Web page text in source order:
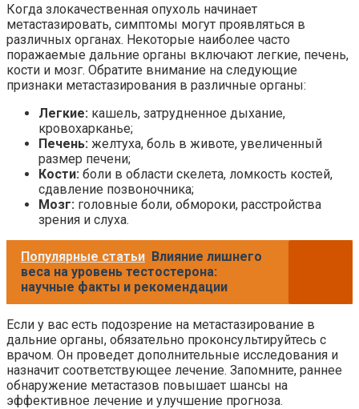
Когда злокачественная опухоль начинает
метастазировать, симптомы могут проявляться в
различных органах. Некоторые наиболее часто
поражаемые дальние органы включают легкие, печень,
кости и мозг. Обратите внимание на следующие
признаки метастазирования в различные органы:
Легкие: кашель, затрудненное дыхание,
кровохарканье;
Печень: желтуха, боль в животе, увеличенный
размер печени;
Кости: боли в области скелета, ломкость костей,
сдавление позвоночника;
Мозг: головные боли, обмороки, расстройства
зрения и слуха.
Популярные статьи Влияние лишнего
веса на уровень тестостерона:
научные факты и рекомендации
Если у вас есть подозрение на метастазирование в
дальние органы, обязательно проконсультируйтесь с
врачом. Он проведет дополнительные исследования и
назначит соответствующее лечение. Запомните, раннее
обнаружение метастазов повышает шансы на
эффективное лечение и улучшение прогноза.